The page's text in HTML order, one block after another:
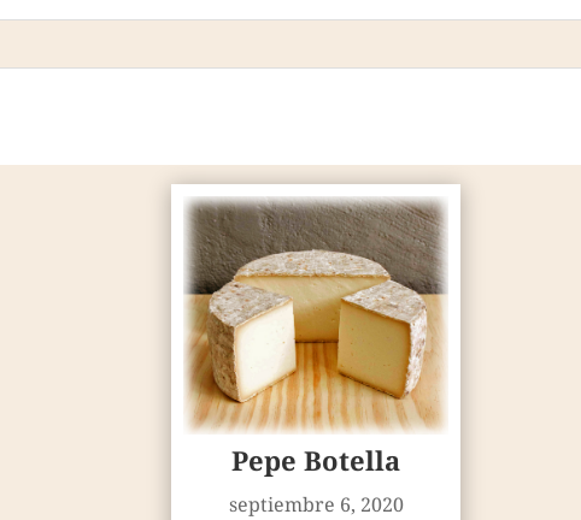
Pepe Botella
septiembre 6, 2020